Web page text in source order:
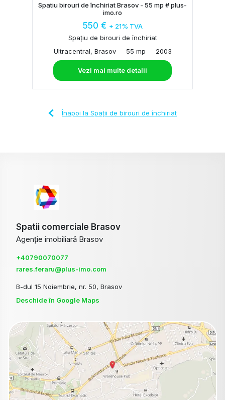
Spatiu birouri de închiriat Brasov - 55 mp # plus-
imo.ro
550 € + 21% TVA
Spațiu de birouri de închiriat
Ultracentral, Brasov
55 mp 2003
Vezi mai multe detalii
Înapoi la Spații de birouri de închiriat
Spatii comerciale Brasov
Agenție imobiliară Brasov
+40790070077
rares.feraru@plus-imo.com
B-dul 15 Noiembrie, nr. 50, Brasov
Deschide în Google Maps